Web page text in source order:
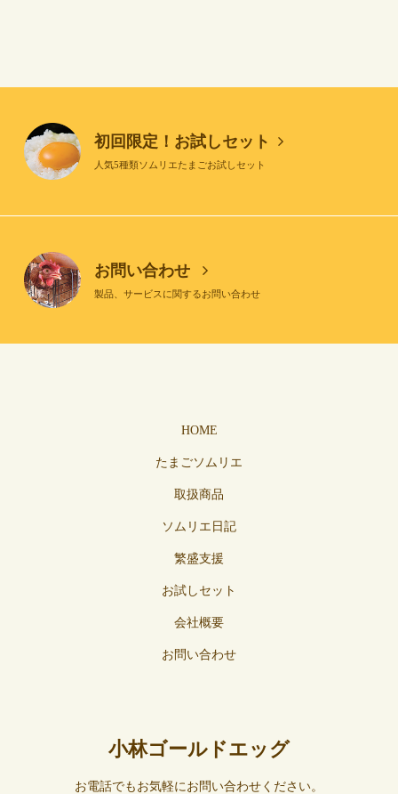
初回限定！お試しセット
人気5種類ソムリエたまごお試しセット
お問い合わせ
製品、サービスに関するお問い合わせ
HOME
たまごソムリエ
取扱商品
ソムリエ日記
繁盛支援
お試しセット
会社概要
お問い合わせ
小林ゴールドエッグ
お電話でもお気軽にお問い合わせください。